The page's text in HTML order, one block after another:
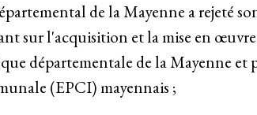
de la Mayenne a rejeté
sur l'acquisition et la mise en
départementale de la Mayenne et
(EPCI) mayennais ;